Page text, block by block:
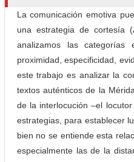
a
La comunicación emotiva
una estrategia de cortesía
analizamos las categorías
proximidad, especificidad,
este trabajo es analizar la
textos auténticos de la
de la interlocución –el
estrategias, para establecer
bien no se entiende esta
especialmente las de la